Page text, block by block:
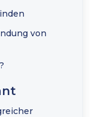
von